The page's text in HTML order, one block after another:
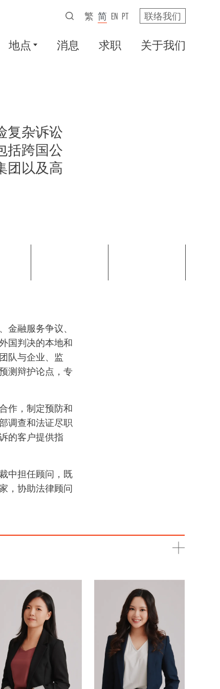
地点 消息 求职 关于我们
繁 简 EN PT 联络我们
复杂诉讼
括跨国公
团以及高
金融服务争议、
国判决的本地和
队与企业、监
测辩护论点，专
作，制定预防和
调查和法证尽职
的客户提供指
中担任顾问，既
，协助法律顾问